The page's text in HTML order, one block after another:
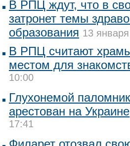
В РПЦ ждут, что в
затронет темы
образования 13
В РПЦ считают
местом для
10:00
Глухонемой
арестован на Украине
17:41